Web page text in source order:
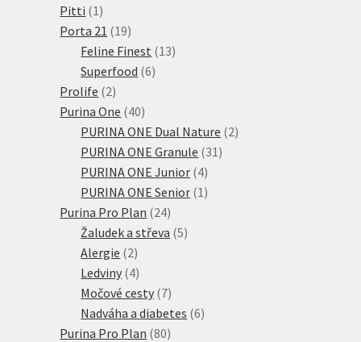
Pitti 1 1
produkt
Porta 21 1919
produktů
Feline Finest 1313
Superfood 66
Prolife 22
produkty
Purina One 4040
produktů
PURINA ONE Dual Nature 22
PURINA ONE Granule 31 31
PURINA ONE Junior 44
produkty
PURINA ONE Senior 1 1
Purina Pro Plan 2424
produktů
Žaludek a střeva 55
Alergie 22
produkty
Ledviny 44
produkty
Močové cesty 77
produktů
Nadváha a diabetes 66
Purina Pro Plan 8080